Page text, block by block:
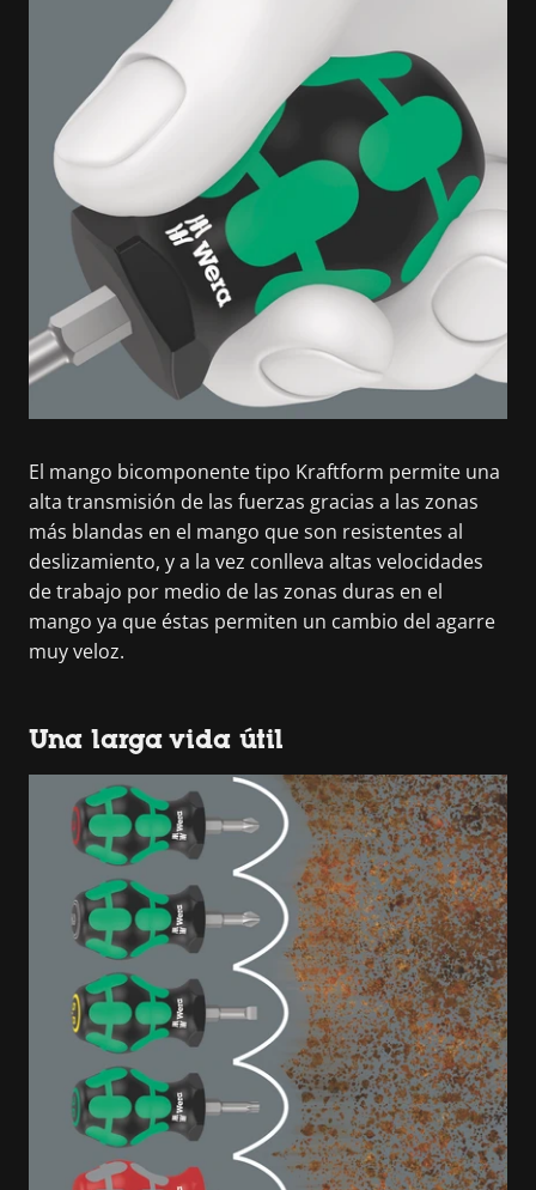
El mango bicomponente tipo Kraftform permite una
alta transmisión de las fuerzas gracias a las zonas
más blandas en el mango que son resistentes al
deslizamiento, y a la vez conlleva altas velocidades
de trabajo por medio de las zonas duras en el
mango ya que éstas permiten un cambio del agarre
muy veloz.
Una larga vida útil